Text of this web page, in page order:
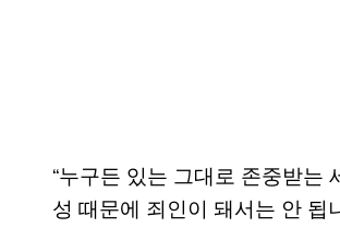
“누구든 있는 그대로 존중받는
성 때문에 죄인이 돼서는 안 됩